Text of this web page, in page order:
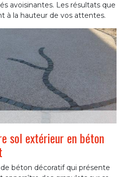
avoisinantes. Les résultats que
à la hauteur de vos attentes.
sol extérieur en béton
béton décoratif qui présente